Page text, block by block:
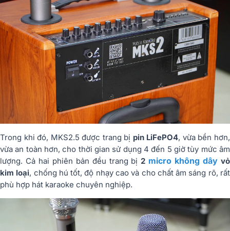
Trong khi đó, MKS2.5 được trang bị pin LiFePO4, vừa bền hơn,
vừa an toàn hơn, cho thời gian sử dụng 4 đến 5 giờ tùy mức âm
lượng. Cả hai phiên bản đều trang bị 2 micro không dây vỏ
kim loại, chống hú tốt, độ nhạy cao và cho chất âm sáng rõ, rất
phù hợp hát karaoke chuyên nghiệp.